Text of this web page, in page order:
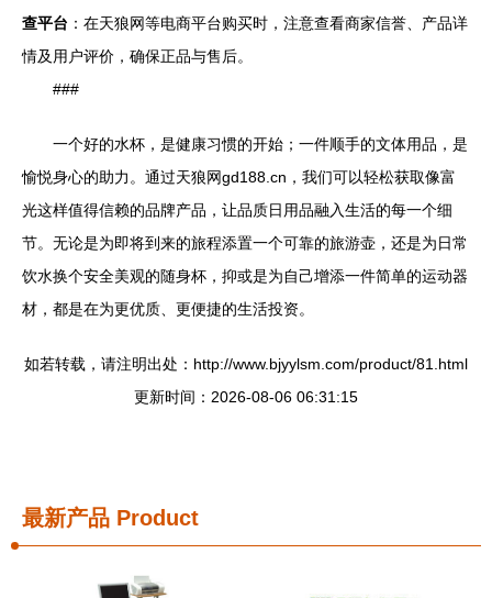
查平台 ：在天狼网等电商平台购买时，注意查看商家信誉、产品详
情及用户评价，确保正品与售后。
###
一个好的水杯，是健康习惯的开始；一件顺手的文体用品，是
愉悦身心的助力。通过天狼网gd188.cn，我们可以轻松获取像富
光这样值得信赖的品牌产品，让品质日用品融入生活的每一个细
节。无论是为即将到来的旅程添置一个可靠的旅游壶，还是为日常
饮水换个安全美观的随身杯，抑或是为自己增添一件简单的运动器
材，都是在为更优质、更便捷的生活投资。
如若转载，请注明出处：http://www.bjyylsm.com/product/81.html
更新时间：2026-08-06 06:31:15
最新产品 Product